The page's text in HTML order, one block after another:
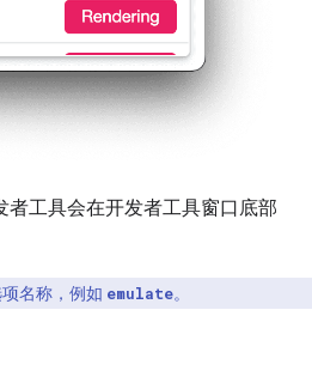
者工具会在开发者工具窗口底部
名称，例如 emulate。